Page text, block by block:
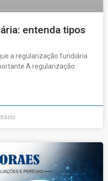
entenda tipos
a regularização fundiária
A regularização